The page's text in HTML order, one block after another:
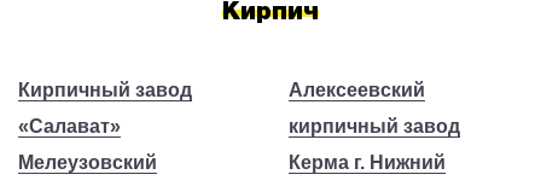
Кирпич
Кирпичный завод
«Салават»
Мелеузовский
Алексеевский
кирпичный завод
Керма г. Нижний